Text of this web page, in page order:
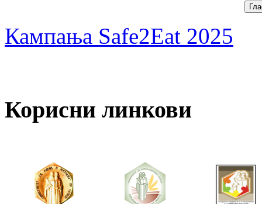
Кампања Safe2Eat 2025
Корисни линкови